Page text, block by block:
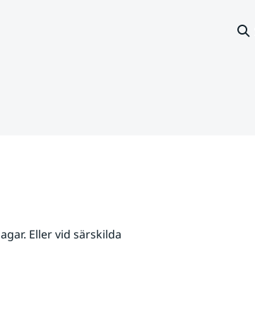
Eller vid särskilda